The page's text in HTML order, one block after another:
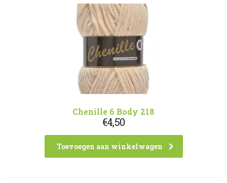
Chenille 6 Body 218
€4,50
Toevoegen aan winkelwagen